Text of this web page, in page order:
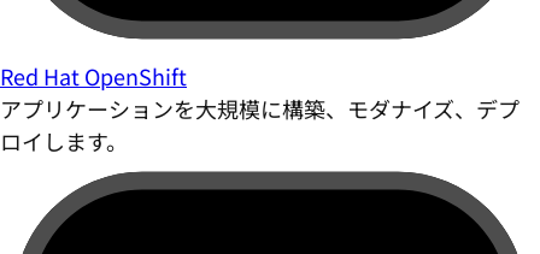
Red Hat OpenShift
アプリケーションを大規模に構築、モダナイズ、デプ
ロイします。